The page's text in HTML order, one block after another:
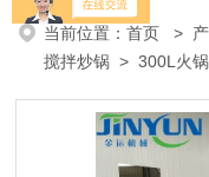
当前位置：首页 >
搅拌炒锅 > 300L火